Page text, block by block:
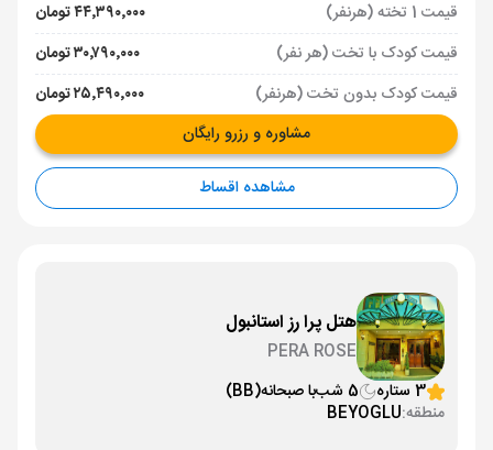
قیمت 1 تخته (هرنفر)
۴۴٬۳۹۰٬۰۰۰ تومان
قیمت کودک با تخت (هر نفر)
۳۰٬۷۹۰٬۰۰۰ تومان
قیمت کودک بدون تخت (هرنفر)
۲۵٬۴۹۰٬۰۰۰ تومان
مشاوره و رزرو رایگان
مشاهده اقساط
هتل پرا رز استانبول
PERA ROSE
3 ستاره
5 شب با صبحانه(BB)
منطقه:BEYOGLU